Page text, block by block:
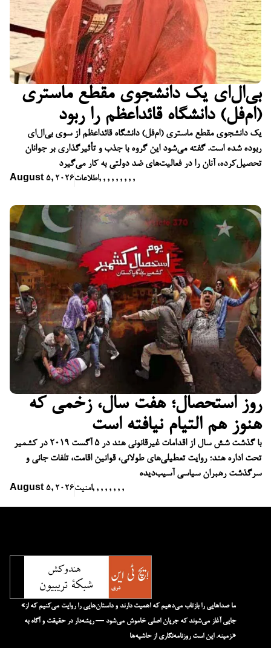
بی‌ال‌ای یک دانشجوی مقطع ماستری
(ام‌فل) دانشگاه قائداعظم را ربود
یک دانشجوی مقطع ماستری (ام‌فل) دانشگاه قائداعظم از سوی بی‌ال‌ای
ربوده شده است. گفته می‌شود این گروه با جذب و تأثیرگذاری بر جوانان
تحصیل‌کرده، آنان را در فعالیت‌های ضد دولتی به کار می‌گیرد
August 5, 2026اطلاعات, , , , , , , , ,
روز استحصال؛ هفت سال، زخمی که
هنوز هم التیام نیافته است
با گذشت شش سال از اقدامات غیرقانونی هند در ۵ آگست ۲۰۱۹ در کشمیر
تحت اداره هند؛ روایت تعطیلی‌های طولانی، قوانین اقامت، تلفات جانی و
سرگذشت رهبران سیاسی آسیب‌دیده
August 5, 2026امنیت, , , , , , , ,
«ما صداهایی را بازتاب می‌دهیم که اهمیت دارند و داستان‌هایی را روایت می‌کنیم که از
جایی آغاز می‌شوند که جریان اصلی خاموش می‌شود — ریشه‌دار در حقیقت و آگاه به
زمینه. این است روزنامه‌نگاری از حاشیه‌ها.»